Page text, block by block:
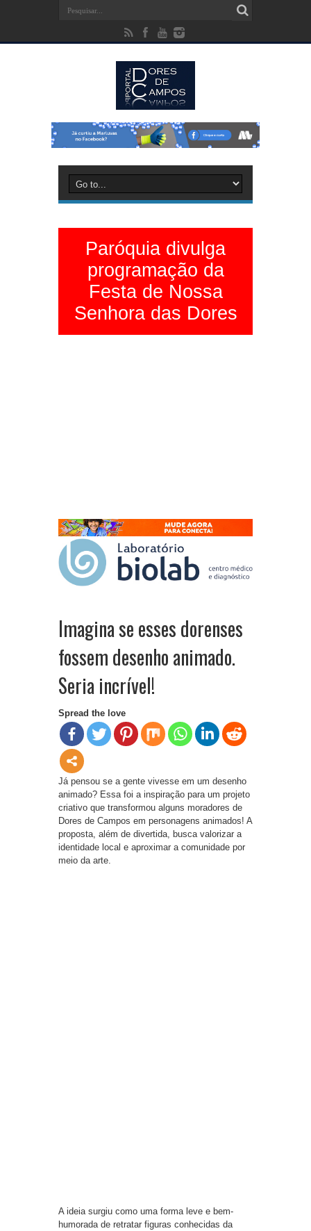
Paróquia divulga
programação da
Festa de Nossa
Senhora das Dores
Imagina se esses dorenses
fossem desenho animado.
Seria incrível!
Spread the love
Já pensou se a gente vivesse em um desenho
animado? Essa foi a inspiração para um projeto
criativo que transformou alguns moradores de
Dores de Campos em personagens animados! A
proposta, além de divertida, busca valorizar a
identidade local e aproximar a comunidade por
meio da arte.
A ideia surgiu como uma forma leve e bem-
humorada de retratar figuras conhecidas da